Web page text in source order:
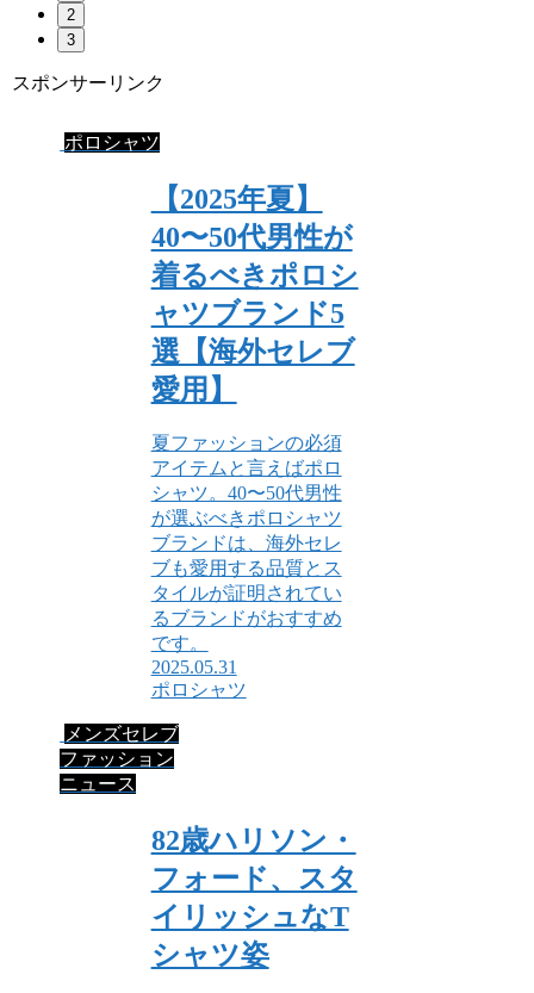
2
3
スポンサーリンク
ポロシャツ
【2025年夏】
40〜50代男性が
着るべきポロシ
ャツブランド5
選【海外セレブ
愛用】
夏ファッションの必須
アイテムと言えばポロ
シャツ。40〜50代男性
が選ぶべきポロシャツ
ブランドは、海外セレ
ブも愛用する品質とス
タイルが証明されてい
るブランドがおすすめ
です。
2025.05.31
ポロシャツ
メンズセレブ
ファッション
ニュース
82歳ハリソン・
フォード、スタ
イリッシュなT
シャツ姿